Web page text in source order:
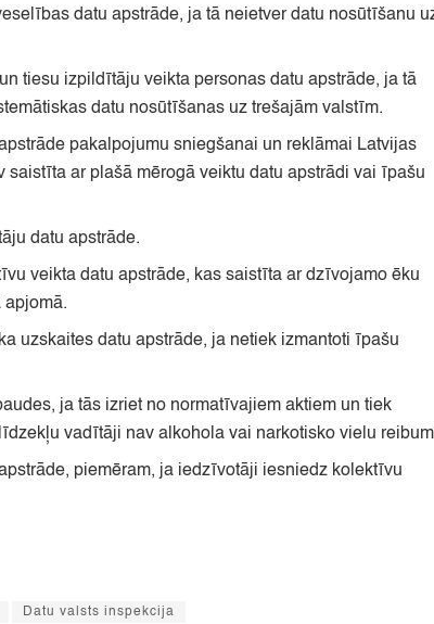
datu apstrāde, ja tā neietver datu nosūtīšanu
tiesu izpildītāju veikta personas datu apstrāde, ja tā
datu nosūtīšanas uz trešajām valstīm.
pakalpojumu sniegšanai un reklāmai Latvijas
saistīta ar plašā mērogā veiktu datu apstrādi vai īpašu
datu apstrāde.
veikta datu apstrāde, kas saistīta ar dzīvojamo ēku
apjomā.
uzskaites datu apstrāde, ja netiek izmantoti īpašu
ja tās izriet no normatīvajiem aktiem un tiek
vadītāji nav alkohola vai narkotisko vielu
piemēram, ja iedzīvotāji iesniedz kolektīvu
Datu valsts inspekcija